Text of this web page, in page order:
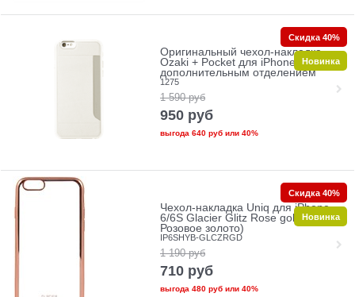
Оригинальный чехол-накладка
Ozaki + Pocket для iPhone 6/6s с
дополнительным отделением
1275
1 590 руб
950 руб
выгода 640 рубили 40%
Скидка 40%
Новинка
Чехол-накладка Uniq для iPhone
6/6S Glacier Glitz Rose gold (Цвет:
Розовое золото)
IP6SHYB-GLCZRGD
1 190 руб
710 руб
выгода 480 рубили 40%
Скидка 40%
Новинка